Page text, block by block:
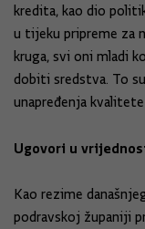
kredita, kao dio
u tijeku pripreme za
kruga, svi oni mladi
dobiti sredstva. To
unapređenja
Ugovori u
Kao rezime
podravskoj županiji